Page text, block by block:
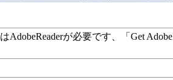
が必要です、「Get